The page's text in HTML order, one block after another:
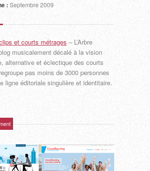
: Septembre 2009
et courts métrages – L’Arbre
musicalement décalé à la vision
alternative et éclectique des courts
pas moins de 3000 personnes
ligne éditoriale singulière et identitaire.